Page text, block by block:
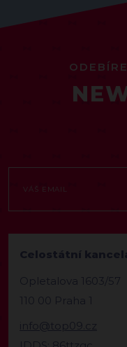
Celostátní
Opletalova 1603/57
110 00 Praha 1
info@top09.cz